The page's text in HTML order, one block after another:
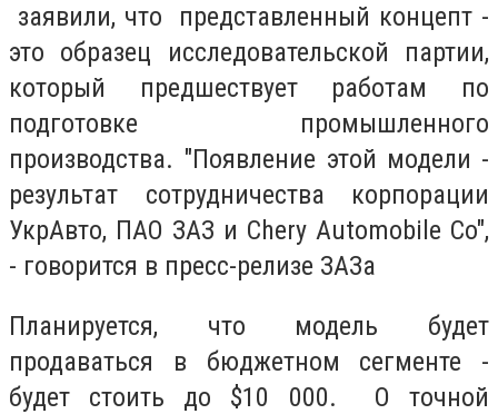
заявили, что представленный концепт -
это образец исследовательской партии,
который предшествует работам по
подготовке промышленного
производства. "Появление этой модели -
результат сотрудничества корпорации
УкрАвто, ПАО ЗАЗ и Chery Automobile Co",
- говорится в пресс-релизе ЗАЗа
Планируется, что модель будет
продаваться в бюджетном сегменте -
будет стоить до $10 000. О точной